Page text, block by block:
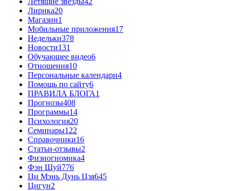
Лирика20
Магазин1
Мобильные приложения17
Недельки378
Новости131
Обучающее видео6
Отношения10
Персональные календари4
Помощь по сайту6
ПРАВИЛА БЛОГА1
Прогнозы408
Программы14
Психология20
Семинары122
Справочники16
Статьи-отзывы2
Физиогномика4
Фэн Шуй776
Ци Мэнь Дунь Цзя645
Цигун2